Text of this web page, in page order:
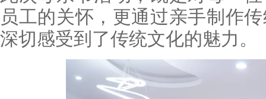
员工的关怀，更通过亲手制作
深切感受到了传统文化的魅力。